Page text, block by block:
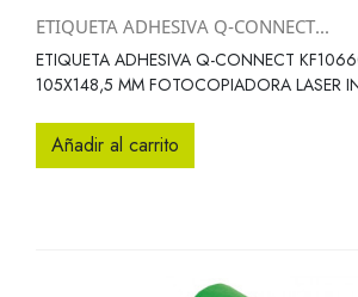
ETIQUETA ADHESIVA Q-CONNECT...
ETIQUETA ADHESIVA Q-CONNECT
105X148,5 MM FOTOCOPIADORA LASER
Añadir al carrito